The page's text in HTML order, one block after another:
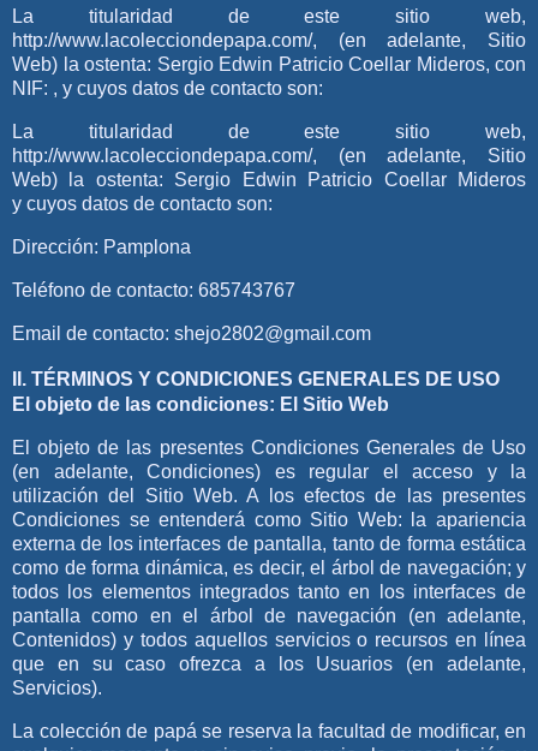
La titularidad de este sitio web,
http://www.lacolecciondepapa.com/, (en adelante, Sitio
Web) la ostenta: Sergio Edwin Patricio Coellar Mideros, con
NIF: , y cuyos datos de contacto son:
La titularidad de este sitio web,
http://www.lacolecciondepapa.com/, (en adelante, Sitio
Web) la ostenta: Sergio Edwin Patricio Coellar Mideros
y cuyos datos de contacto son:
Dirección: Pamplona
Teléfono de contacto: 685743767
Email de contacto: shejo2802@gmail.com
II. TÉRMINOS Y CONDICIONES GENERALES DE USO
El objeto de las condiciones: El Sitio Web
El objeto de las presentes Condiciones Generales de Uso
(en adelante, Condiciones) es regular el acceso y la
utilización del Sitio Web. A los efectos de las presentes
Condiciones se entenderá como Sitio Web: la apariencia
externa de los interfaces de pantalla, tanto de forma estática
como de forma dinámica, es decir, el árbol de navegación; y
todos los elementos integrados tanto en los interfaces de
pantalla como en el árbol de navegación (en adelante,
Contenidos) y todos aquellos servicios o recursos en línea
que en su caso ofrezca a los Usuarios (en adelante,
Servicios).
La colección de papá se reserva la facultad de modificar, en